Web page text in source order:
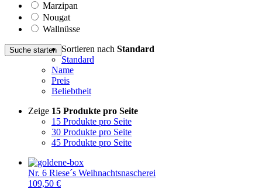
Marzipan
Nougat
Wallnüsse
Suche starten Sortieren nach Standard
Standard
Name
Preis
Beliebtheit
Zeige 15 Produkte pro Seite
15 Produkte pro Seite
30 Produkte pro Seite
45 Produkte pro Seite
Nr. 6 Riese´s Weihnachtsnascherei
109,50 €